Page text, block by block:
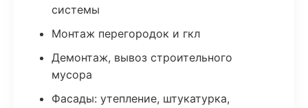
системы
Монтаж перегородок и гкл
Демонтаж, вывоз строительного
мусора
Фасады: утепление, штукатурка,